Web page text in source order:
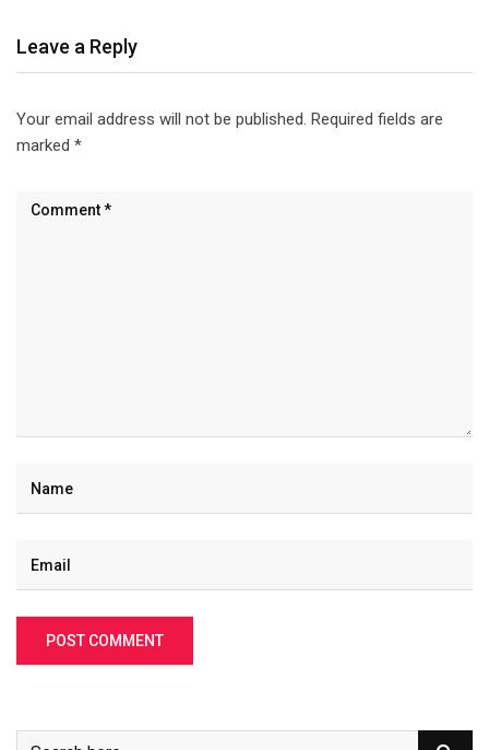
Leave a Reply
Your email address will not be published. Required fields are
marked *